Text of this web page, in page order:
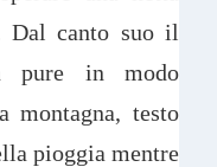
Dal canto suo il
pure in modo
montagna, testo
pioggia mentre